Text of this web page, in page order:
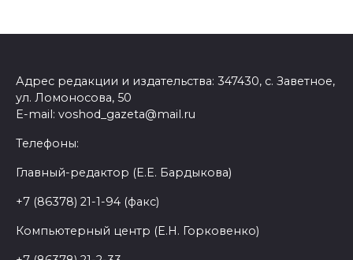
Адрес редакции и издательства: 347430, с. Заветное,
ул. Ломоносова, 50
E-mail: voshod_gazeta@mail.ru
Телефоны:
Главный-редактор (Е.Е. Бардыкова)
+7 (86378) 21-1-94 (факс)
Компьютерный центр (Е.Н. Горковенко)